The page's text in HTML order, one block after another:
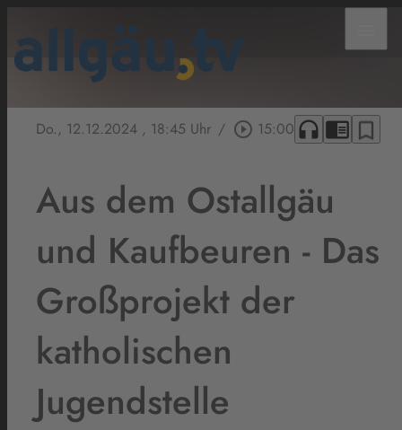
Do., 12.12.2024 , 18:45 Uhr / play_circle_outline 15:00 headphones chrome_reader_mode bookmark_border
Aus dem Ostallgäu
und Kaufbeuren - Das
Großprojekt der
katholischen
Jugendstelle